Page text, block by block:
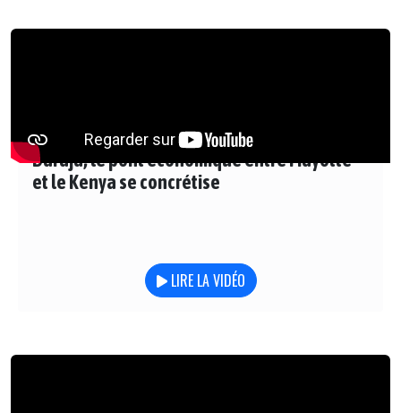
Daraja, le pont économique entre Mayotte
et le Kenya se concrétise
LIRE LA VIDÉO